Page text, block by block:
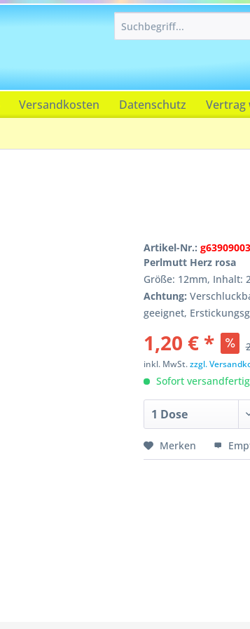
Versandkosten Datenschutz Vertrag
Artikel-Nr.: g63909003
Perlmutt Herz rosa
Größe: 12mm, Inhalt:
Achtung:
geeignet,
1,20 € *
inkl. MwSt.zzgl.
Sofort
Merken